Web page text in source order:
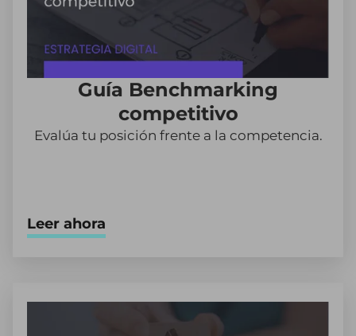
Guía Benchmarking
competitivo
Evalúa tu posición frente a la competencia.
Leer ahora